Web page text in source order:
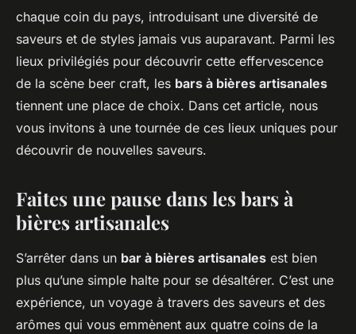
chaque coin du pays, introduisant une diversité de
saveurs et de styles jamais vus auparavant. Parmi les
lieux privilégiés pour découvrir cette effervescence
de la scène beer craft, les bars à bières artisanales
tiennent une place de choix. Dans cet article, nous
vous invitons à une tournée de ces lieux uniques pour
découvrir de nouvelles saveurs.
Faites une pause dans les bars à
bières artisanales
S’arrêter dans un bar à bières artisanales est bien
plus qu’une simple halte pour se désaltérer. C’est une
expérience, un voyage à travers des saveurs et des
arômes qui vous emmènent aux quatre coins de la